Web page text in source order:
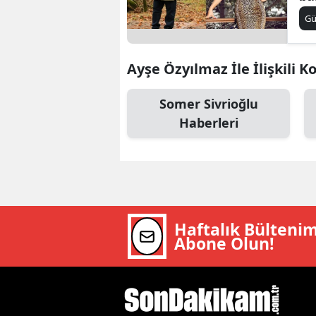
Ayşe Özyılmaz İle İlişkili
Somer Sivrioğlu
Haberleri
Haftalık
Abone Olun!